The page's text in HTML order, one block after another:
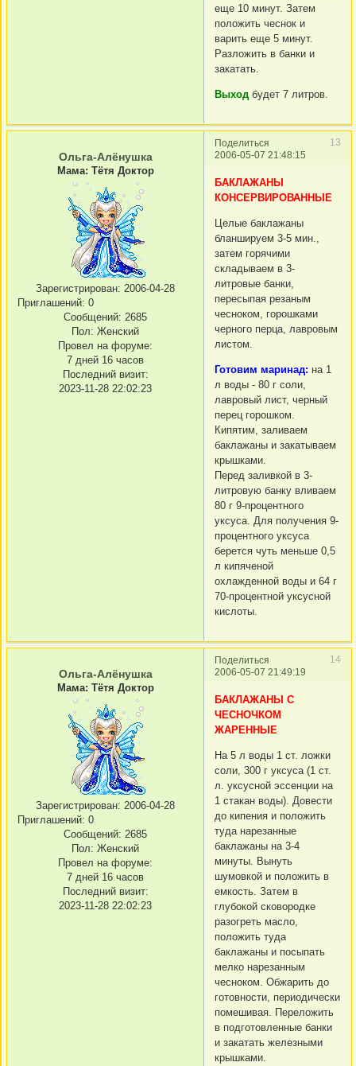
еще 10 минут. Затем
положить чеснок и
варить еще 5 минут.
Разложить в банки и
закатать.
Выход будет 7 литров.
Поделиться
13
2006-05-07 21:48:15
Ольга-Алёнушка
Мама: Тётя Доктор
Зарегистрирован: 2006-04-28
Приглашений: 0
Сообщений: 2685
Пол: Женский
Провел на форуме:
7 дней 16 часов
Последний визит:
2023-11-28 22:02:23
БАКЛАЖАНЫ
КОНСЕРВИРОВАННЫЕ
Целые баклажаны
бланшируем 3-5 мин.,
затем горячими
складываем в 3-
литровые банки,
пересыпая резаным
чесноком, горошками
черного перца, лавровым
листом.
Готовим маринад: на 1
л воды - 80 г соли,
лавровый лист, черный
перец горошком.
Кипятим, заливаем
баклажаны и закатываем
крышками.
Перед заливкой в 3-
литровую банку вливаем
80 г 9-процентного
уксуса. Для получения 9-
процентного уксуса
берется чуть меньше 0,5
л кипяченой
охлажденной воды и 64 г
70-процентной уксусной
кислоты.
Поделиться
14
2006-05-07 21:49:19
Ольга-Алёнушка
Мама: Тётя Доктор
Зарегистрирован: 2006-04-28
Приглашений: 0
Сообщений: 2685
Пол: Женский
Провел на форуме:
7 дней 16 часов
Последний визит:
2023-11-28 22:02:23
БАКЛАЖАНЫ С
ЧЕСНОЧКОМ
ЖАРЕННЫЕ
На 5 л воды 1 ст. ложки
соли, 300 г уксуса (1 ст.
л. уксусной эссенции на
1 стакан воды). Довести
до кипения и положить
туда нарезанные
баклажаны на 3-4
минуты. Вынуть
шумовкой и положить в
емкость. Затем в
глубокой сковородке
разогреть масло,
положить туда
баклажаны и посыпать
мелко нарезанным
чесноком. Обжарить до
готовности, периодически
помешивая. Переложить
в подготовленные банки
и закатать железными
крышками.